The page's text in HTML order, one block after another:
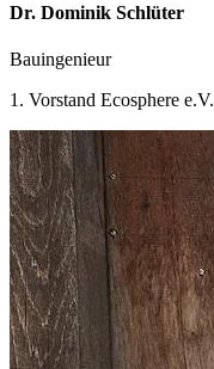
Dr. Dominik Schlüter
Bauingenieur
1. Vorstand Ecosphere e.V.